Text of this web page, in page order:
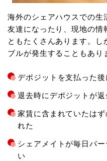
海外のシェアハウスでの生
友達になったり、現地の情
ともたくさんあります。し
ブルが発生することもあり
デポジットを支払った
退去時にデポジットが
家賃に含まれていたは
れた
シェアメイトが毎日パ
い